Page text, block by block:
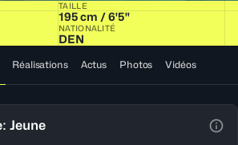
TAILLE
195 cm / 6'5"
NATIONALITÉ
DEN
Réalisations Actus Photos Vidéos
Jeune